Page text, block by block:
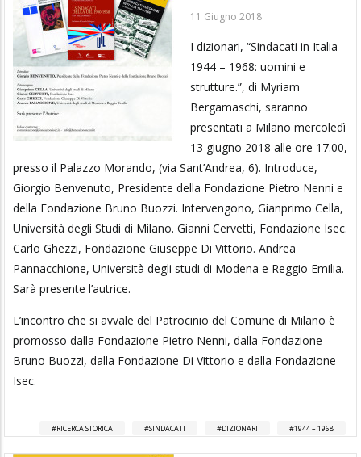
11 Giugno 2018
I dizionari, “Sindacati in Italia
1944 – 1968: uomini e
strutture.”, di Myriam
Bergamaschi, saranno
presentati a Milano mercoledì
13 giugno 2018 alle ore 17.00,
presso il Palazzo Morando, (via Sant’Andrea, 6). Introduce,
Giorgio Benvenuto, Presidente della Fondazione Pietro Nenni e
della Fondazione Bruno Buozzi. Intervengono, Gianprimo Cella,
Università degli Studi di Milano. Gianni Cervetti, Fondazione Isec.
Carlo Ghezzi, Fondazione Giuseppe Di Vittorio. Andrea
Pannacchione, Università degli studi di Modena e Reggio Emilia.
Sarà presente l’autrice.
L’incontro che si avvale del Patrocinio del Comune di Milano è
promosso dalla Fondazione Pietro Nenni, dalla Fondazione
Bruno Buozzi, dalla Fondazione Di Vittorio e dalla Fondazione
Isec.
RICERCA STORICA SINDACATI DIZIONARI 1944 – 1968